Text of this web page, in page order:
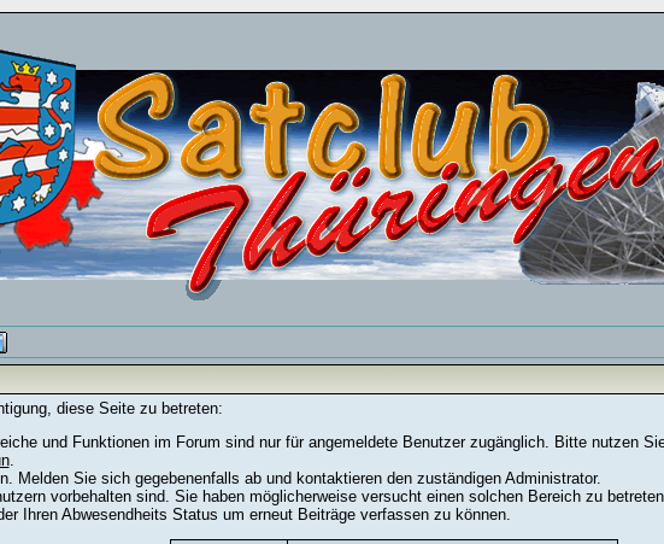
diese Seite zu betreten:
und Funktionen im Forum sind nur für angemeldete Benutzer zugänglich. Bitte nutzen
.
Melden Sie sich gegebenenfalls ab und kontaktieren den zuständigen Administrator.
vorbehalten sind. Sie haben möglicherweise versucht einen solchen Bereich zu
Ihren Abwesendheits Status um erneut Beiträge verfassen zu können.